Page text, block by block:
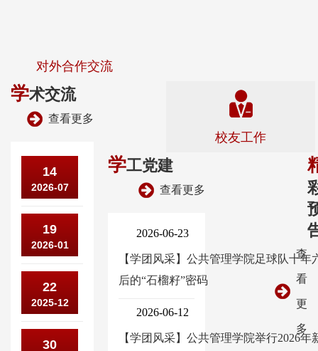
对外合作交流
校友工作
学术交流
查看更多
14
2026-07
19
2026-01
22
2025-12
30
学工党建
查看更多
2026-06-23
【学团风采】公共管理学院足球队十年
后的“石榴籽”密码
2026-06-12
【学团风采】公共管理学院举行2026年
查
看
更
多